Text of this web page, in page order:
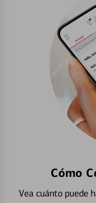
Cómo
Vea cuánto puede